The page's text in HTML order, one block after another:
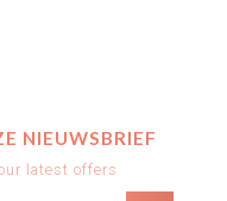
NIEUWSBRIEF
latest offers